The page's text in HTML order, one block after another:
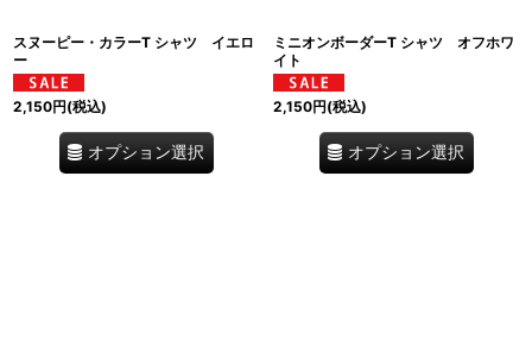
スヌーピー・カラーT シャツ イエロ
ー
2,150円(税込)
オプション選択
ミニオンボーダーT シャツ オフホワ
イト
2,150円(税込)
オプション選択